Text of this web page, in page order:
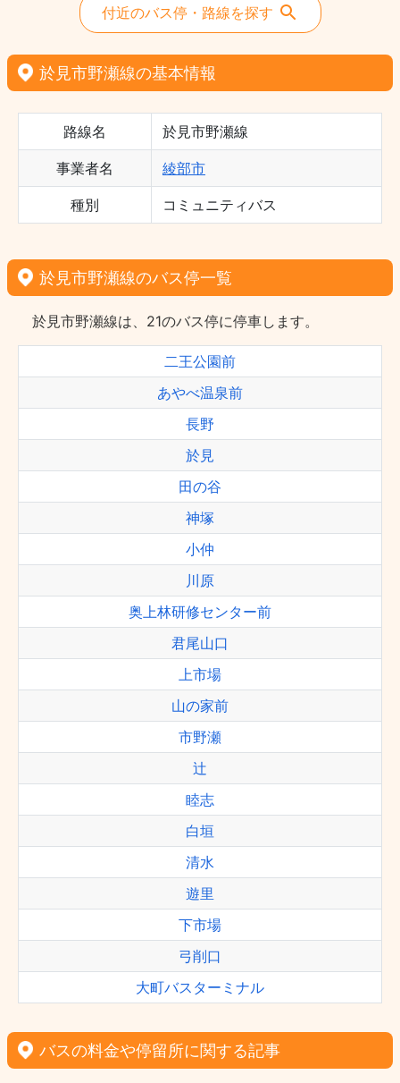
付近のバス停・路線を探す
於見市野瀬線の基本情報
路線名 於見市野瀬線
事業者名 綾部市
種別 コミュニティバス
於見市野瀬線のバス停一覧
於見市野瀬線は、21のバス停に停車します。
二王公園前
あやべ温泉前
長野
於見
田の谷
神塚
小仲
川原
奥上林研修センター前
君尾山口
上市場
山の家前
市野瀬
辻
睦志
白垣
清水
遊里
下市場
弓削口
大町バスターミナル
バスの料金や停留所に関する記事